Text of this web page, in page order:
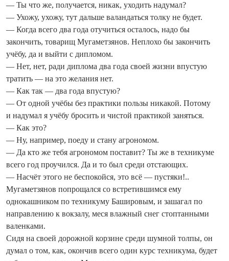
— Ты что же, получается, никак, уходить надумал?
— Ухожу, ухожу, тут дальше валандаться толку не будет.
— Когда всего два года отучиться осталось, надо бы
закончить, товарищ Мугаметзянов. Неплохо бы закончить
учёбу, да и выйти с дипломом.
— Нет, нет, ради диплома два года своей жизни впустую
тратить — на это желания нет.
— Как так — два года впустую?
— От одной учёбы без практики пользы никакой. Потому
и надумал я учёбу бросить и чистой практикой заняться.
— Как это?
— Ну, например, поеду и стану агрономом.
— Да кто же тебя агрономом поставит? Ты же в техникуме
всего год проучился. Да и то был среди отстающих.
— Насчёт этого не беспокойся, это всё — пустяки!..
Мугаметзянов попрощался со встретившимся ему
однокашником по техникуму Башировым, и зашагал по
направлению к вокзалу, меся влажный снег стоптанными
валенками.
Сидя на своей дорожной корзине среди шумной толпы, он
думал о том, как, окончив всего один курс техникума, будет